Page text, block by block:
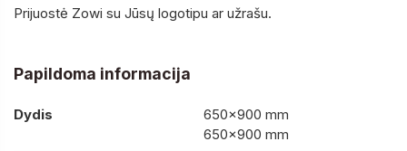
Prijuostė Zowi su Jūsų logotipu ar užrašu.
Papildoma informacija
Dydis
650×900 mm
650×900 mm